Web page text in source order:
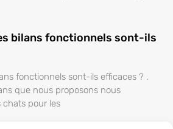
bilans fonctionnels sont-ils
fonctionnels sont-ils efficaces ? .
que nous proposons nous
chats pour les